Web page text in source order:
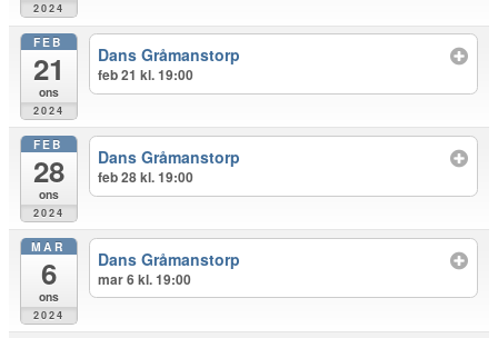
2024
FEB
21
ons
2024
Dans Gråmanstorp
feb 21 kl. 19:00
FEB
28
ons
2024
Dans Gråmanstorp
feb 28 kl. 19:00
MAR
6
ons
2024
Dans Gråmanstorp
mar 6 kl. 19:00